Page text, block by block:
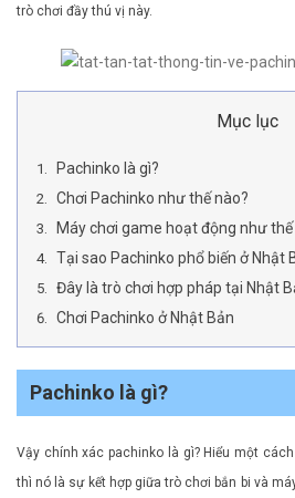
trò chơi đầy thú vị này.
Mục lục
Pachinko là gì?
Chơi Pachinko như thế nào?
Máy chơi game hoạt động như thế
Tại sao Pachinko phổ biến ở Nhật
Đây là trò chơi hợp pháp tại Nhật
Chơi Pachinko ở Nhật Bản
Pachinko là gì?
Vậy chính xác pachinko là gì? Hiểu một
thì nó là sự kết hợp giữa trò chơi bắn bi và